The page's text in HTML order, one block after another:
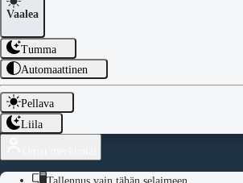
Vaalea
Tumma
Automaattinen
Pellava
Liila
Tallennus vain tähän selaimeen